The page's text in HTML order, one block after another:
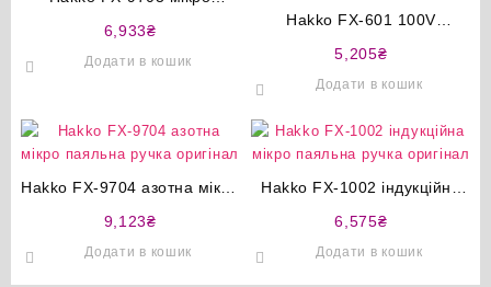
6,933₴
Додати в кошик
Hakko FX-601 100V
потужності оригінал
5,205₴
Додати в кошик
Hakko FX-9704 азотна мікро
9,123₴
Додати в кошик
Hakko FX-1002 індукційна
оригінал
6,575₴
Додати в кошик